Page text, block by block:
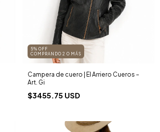
5% OFF
COMPRANDO 2 O MÁS
Campera de cuero | El Arriero Cueros –
Art. Gi
$3455.75 USD